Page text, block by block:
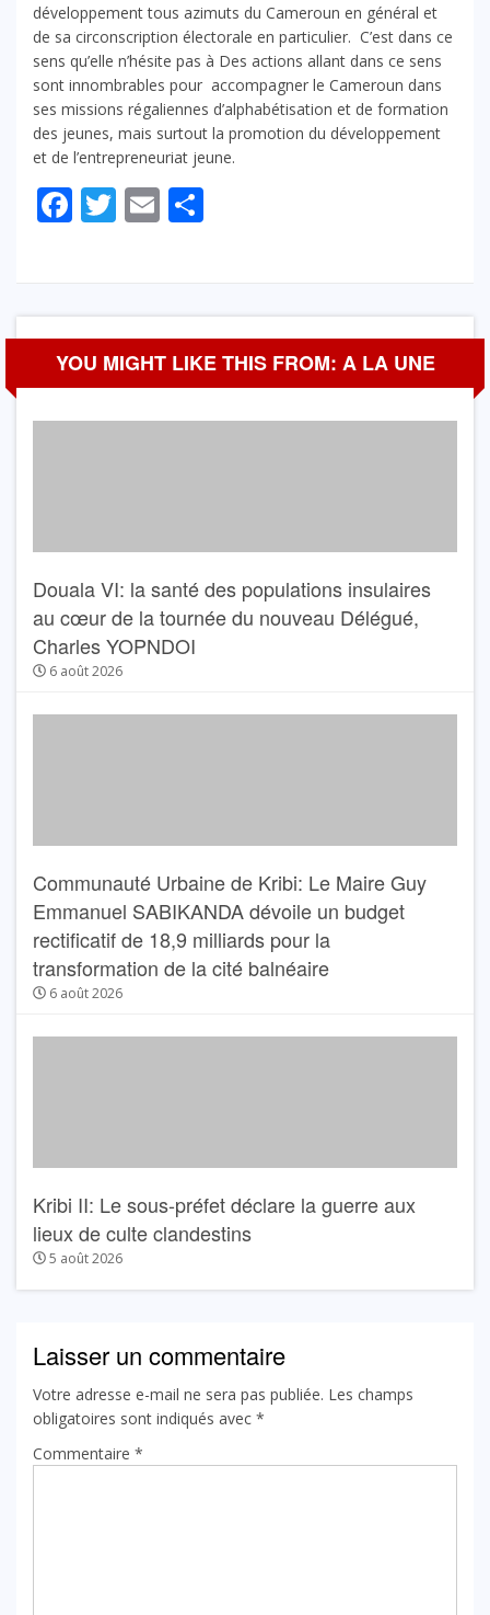
développement tous azimuts du Cameroun en général et
de sa circonscription électorale en particulier. C’est dans ce
sens qu’elle n’hésite pas à Des actions allant dans ce sens
sont innombrables pour accompagner le Cameroun dans
ses missions régaliennes d’alphabétisation et de formation
des jeunes, mais surtout la promotion du développement
et de l’entrepreneuriat jeune.
Facebook
Twitter
Email
YOU MIGHT LIKE THIS FROM: A LA UNE
Douala VI: la santé des populations insulaires
au cœur de la tournée du nouveau Délégué,
Charles YOPNDOI
6 août 2026
Communauté Urbaine de Kribi: Le Maire Guy
Emmanuel SABIKANDA dévoile un budget
rectificatif de 18,9 milliards pour la
transformation de la cité balnéaire
6 août 2026
Kribi II: Le sous-préfet déclare la guerre aux
lieux de culte clandestins
5 août 2026
Laisser un commentaire
Votre adresse e-mail ne sera pas publiée. Les champs
obligatoires sont indiqués avec *
Commentaire *